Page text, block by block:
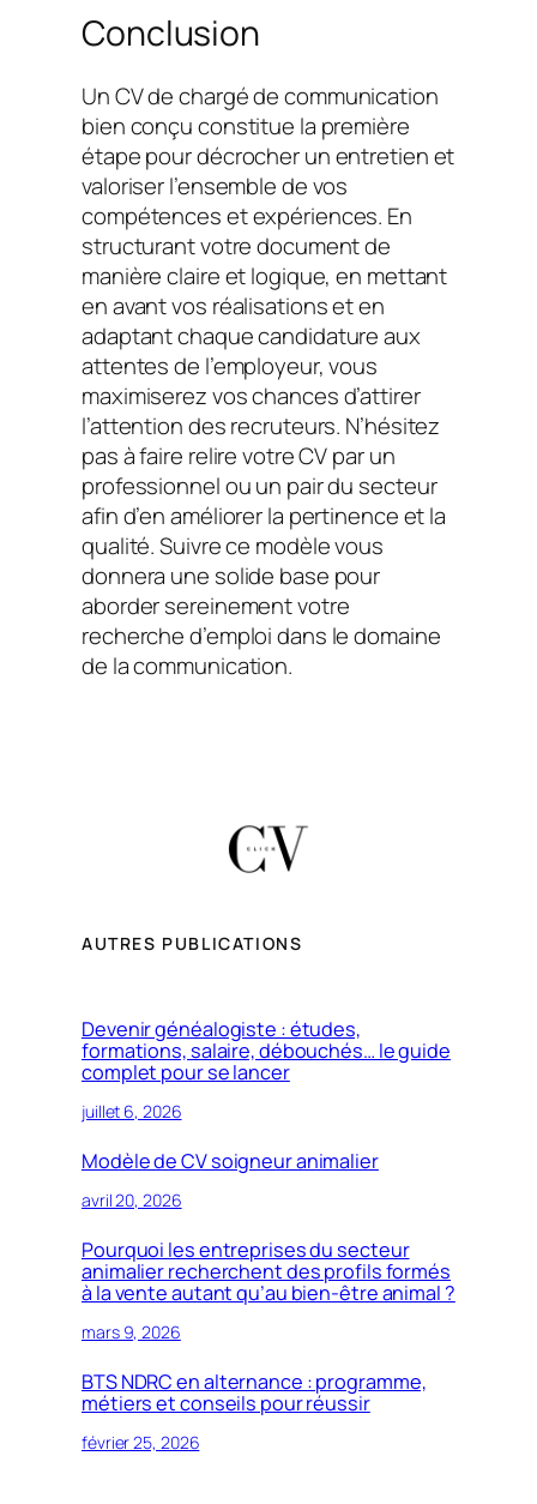
Conclusion
Un CV de chargé de communication
bien conçu constitue la première
étape pour décrocher un entretien et
valoriser l’ensemble de vos
compétences et expériences. En
structurant votre document de
manière claire et logique, en mettant
en avant vos réalisations et en
adaptant chaque candidature aux
attentes de l’employeur, vous
maximiserez vos chances d’attirer
l’attention des recruteurs. N’hésitez
pas à faire relire votre CV par un
professionnel ou un pair du secteur
afin d’en améliorer la pertinence et la
qualité. Suivre ce modèle vous
donnera une solide base pour
aborder sereinement votre
recherche d’emploi dans le domaine
de la communication.
AUTRES PUBLICATIONS
Devenir généalogiste : études,
formations, salaire, débouchés… le guide
complet pour se lancer
juillet 6, 2026
Modèle de CV soigneur animalier
avril 20, 2026
Pourquoi les entreprises du secteur
animalier recherchent des profils formés
à la vente autant qu’au bien-être animal ?
mars 9, 2026
BTS NDRC en alternance : programme,
métiers et conseils pour réussir
février 25, 2026